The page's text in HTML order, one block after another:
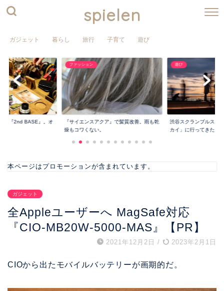
spielen
ガジェット 暮らし 旅行 子育て 遊び
』で髪質改善。雨も乾
遊び
渋谷スクランブルスクエアの屋上「渋谷ス
カイ」に行ってきた...
ファッション
小さくて薄い財布『
&『CHIP』...
本ページはプロモーションが含まれています。
ガジェット
全Appleユーザーへ MagSafe対応
『CIO-MB20W-5000-MAS』【PR】
2021年12月2日 / 2023年2月1日
CIOから出たモバイルバッテリーが画期的だ。